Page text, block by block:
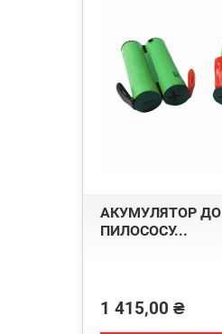
АКУМУЛЯТОР ДО
ПИЛОСОСУ...
Ціна
1 415,00 ₴